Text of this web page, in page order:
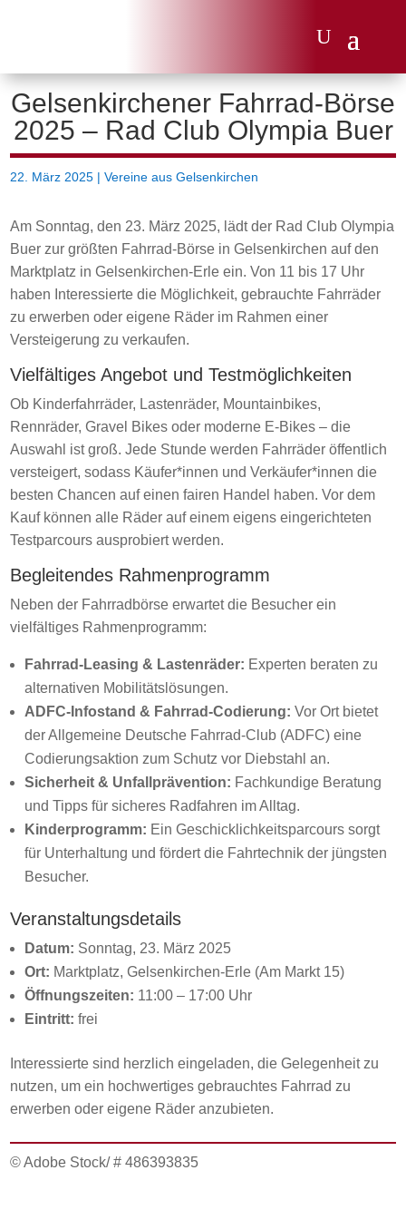
Gelsenkirchener Fahrrad-Börse
2025 – Rad Club Olympia Buer
22. März 2025 |Vereine aus Gelsenkirchen
Am Sonntag, den 23. März 2025, lädt der Rad Club Olympia
Buer zur größten Fahrrad-Börse in Gelsenkirchen auf den
Marktplatz in Gelsenkirchen-Erle ein. Von 11 bis 17 Uhr
haben Interessierte die Möglichkeit, gebrauchte Fahrräder
zu erwerben oder eigene Räder im Rahmen einer
Versteigerung zu verkaufen.
Vielfältiges Angebot und Testmöglichkeiten
Ob Kinderfahrräder, Lastenräder, Mountainbikes,
Rennräder, Gravel Bikes oder moderne E-Bikes – die
Auswahl ist groß. Jede Stunde werden Fahrräder öffentlich
versteigert, sodass Käufer*innen und Verkäufer*innen die
besten Chancen auf einen fairen Handel haben. Vor dem
Kauf können alle Räder auf einem eigens eingerichteten
Testparcours ausprobiert werden.
Begleitendes Rahmenprogramm
Neben der Fahrradbörse erwartet die Besucher ein
vielfältiges Rahmenprogramm:
Fahrrad-Leasing & Lastenräder: Experten beraten zu
alternativen Mobilitätslösungen.
ADFC-Infostand & Fahrrad-Codierung: Vor Ort bietet
der Allgemeine Deutsche Fahrrad-Club (ADFC) eine
Codierungsaktion zum Schutz vor Diebstahl an.
Sicherheit & Unfallprävention: Fachkundige Beratung
und Tipps für sicheres Radfahren im Alltag.
Kinderprogramm: Ein Geschicklichkeitsparcours sorgt
für Unterhaltung und fördert die Fahrtechnik der jüngsten
Besucher.
Veranstaltungsdetails
Datum: Sonntag, 23. März 2025
Ort: Marktplatz, Gelsenkirchen-Erle (Am Markt 15)
Öffnungszeiten: 11:00 – 17:00 Uhr
Eintritt: frei
Interessierte sind herzlich eingeladen, die Gelegenheit zu
nutzen, um ein hochwertiges gebrauchtes Fahrrad zu
erwerben oder eigene Räder anzubieten.
© Adobe Stock/ # 486393835